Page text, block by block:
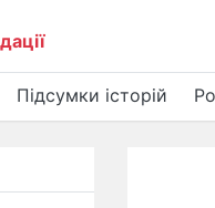
Підсумки історій